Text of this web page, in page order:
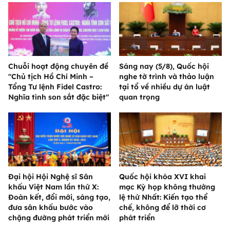
Chuỗi hoạt động chuyên đề
"Chủ tịch Hồ Chí Minh –
Tổng Tư lệnh Fidel Castro:
Nghĩa tình son sắt đặc biệt"
Sáng nay (5/8), Quốc hội
nghe tờ trình và thảo luận
tại tổ về nhiều dự án luật
quan trọng
Đại hội Hội Nghệ sĩ Sân
khấu Việt Nam lần thứ X:
Đoàn kết, đổi mới, sáng tạo,
đưa sân khấu bước vào
chặng đường phát triển mới
Quốc hội khóa XVI khai
mạc Kỳ họp không thường
lệ thứ Nhất: Kiến tạo thể
chế, không để lỡ thời cơ
phát triển